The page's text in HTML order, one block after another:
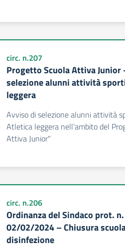
circ. n.207
Progetto Scuola Attiva Junior
selezione alunni attività
leggera
Avviso di selezione alunni attività
Atletica leggera nell’ambito del
Attiva Junior"
circ. n.206
Ordinanza del Sindaco prot.
02/02/2024 – Chiusura
disinfezione